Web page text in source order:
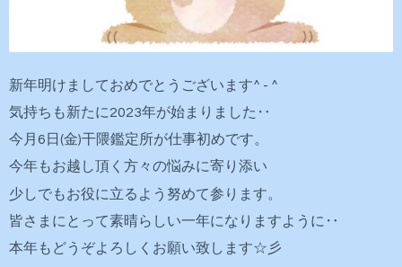
新年明けましておめでとうございます^ - ^
気持ちも新たに2023年が始まりました‥
今月6日(金)干隈鑑定所が仕事初めです。
今年もお越し頂く方々の悩みに寄り添い
少しでもお役に立るよう努めて参ります。
皆さまにとって素晴らしい一年になりますように‥
本年もどうぞよろしくお願い致します☆彡